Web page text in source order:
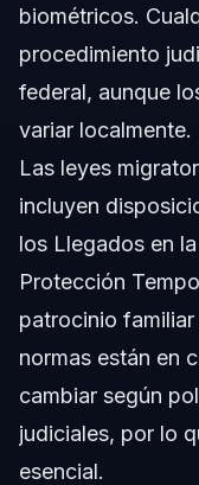
biométricos.
procedimiento
federal, aunque
variar localmente.
Las leyes
incluyen
los Llegados en
Protección
patrocinio
normas están en
cambiar según
judiciales, por lo
esencial.